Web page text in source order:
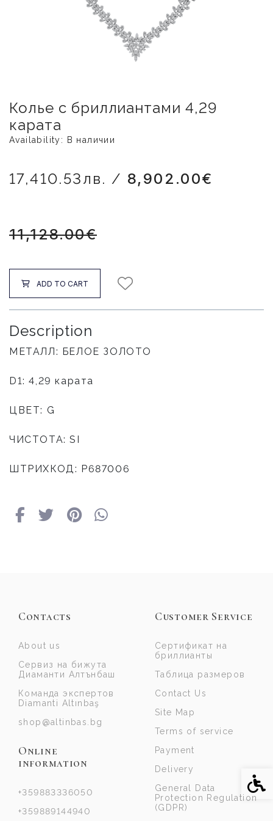
Колье с бриллиантами 4,29
карата
Availability: В наличии
17,410.53лв. / 8,902.00€
11,128.00€
ADD TO CART
Description
МЕТАЛЛ: БЕЛОЕ ЗОЛОТО
D1: 4,29 карата
ЦВЕТ: G
ЧИСТОТА: SI
ШТРИХКОД: P687006
Contacts
About us
Сервиз на бижута
Диаманти Алтънбаш
Команда экспертов
Diamanti Altınbaş
shop@altinbas.bg
Online
information
+359883336050
+359889144940
Customer Service
Сертификат на
бриллианты
Таблица размеров
Contact Us
Site Map
Terms of service
Payment
Delivery
General Data
Protection Regulation
(GDPR)